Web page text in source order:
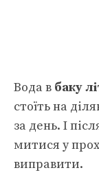
Вода в баку
стоїть на
за день. І
митися у
виправити.